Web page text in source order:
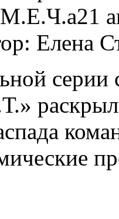
М.Е.Ч.а21
Елена
серии